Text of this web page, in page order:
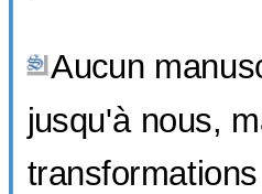
Aucun
jusqu'à nous,